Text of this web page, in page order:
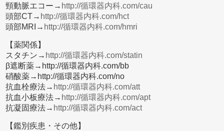
頸動脈エコー→ http://循環器内科.com/cau
頭部CT→ http://循環器内科.com/hct
頭部MRI→ http://循環器内科.com/hmri
【薬関係】
スタチン→ http://循環器内科.com/statin
β遮断薬→http://循環器内科.com/bb
硝酸薬→http://循環器内科.com/no
抗血栓療法→ http://循環器内科.com/att
抗血小板療法→ http://循環器内科.com/apt
抗凝固療法→ http://循環器内科.com/act
【鑑別疾患・その他】